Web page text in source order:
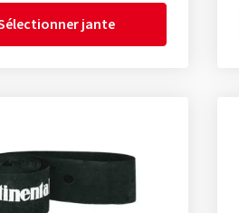
jante